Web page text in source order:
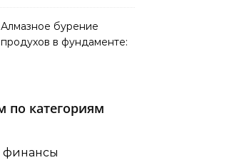
Алмазное бурение
продухов в фундаменте:
по категориям
финансы